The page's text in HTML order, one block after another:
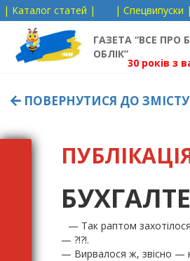
| Каталог статей | | Спецвипуски |
ГАЗЕТА “ВСЕ ПРО
ОБЛІК”
30 років з
ПОВЕРНУТИСЯ ДО
— Так раптом
— ?!?!.
— Вирвалося ж, звісно —